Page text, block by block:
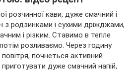
розчинної кави, дуже смачний і
з родзинками і сухими дріжджами,
і різким. Ставимо в тепле
розливаємо. Через годину
почнеться активний
дуже смачний напій,